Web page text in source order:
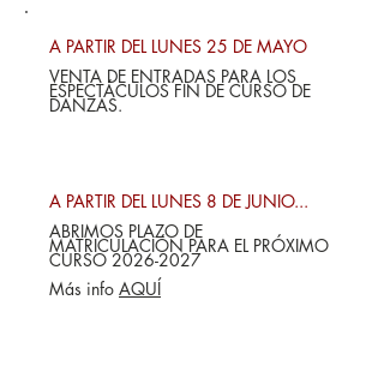
A PARTIR DEL LUNES 25 DE MAYO
VENTA DE ENTRADAS PARA LOS
ESPECTÁCULOS FIN DE CURSO DE
DANZAS.
A PARTIR DEL LUNES 8 DE JUNIO...
ABRIMOS PLAZO DE
MATRICULACIÓN PARA EL PRÓXIMO
CURSO2026-2027
Más info AQUÍ